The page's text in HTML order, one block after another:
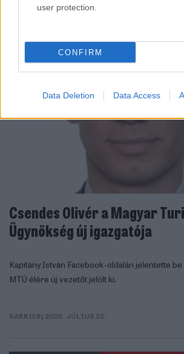
user protection.
CONFIRM
Data Deletion Data Access
KARRIER| 2026. JÚLIUS 20.
Csendes Olivér a Magyar
Ügynökség új igazgatója
Kapitány István Facebook-oldalán jelentette
MTÜ élére új vezetőt jelölt ki.
KARRIER| 2026. JÚLIUS 22.